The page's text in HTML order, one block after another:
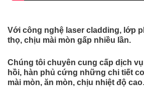
Với công nghệ laser cladding, lớp
thọ, chịu mài mòn gấp nhiều lần.
Chúng tôi chuyên cung cấp dịch
hồi, hàn phủ cứng những chi tiết
mài mòn, ăn mòn, chịu nhiệt độ